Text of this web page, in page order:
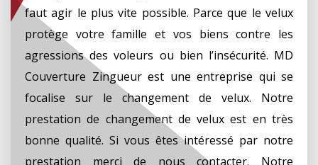
faut agir le plus vite possible. Parce que le velux
protège votre famille et vos biens contre les
agressions des voleurs ou bien l’insécurité. MD
Couverture Zingueur est une entreprise qui se
focalise sur le changement de velux. Notre
prestation de changement de velux est en très
bonne qualité. Si vous êtes intéressé par notre
prestation merci de nous contacter. Notre